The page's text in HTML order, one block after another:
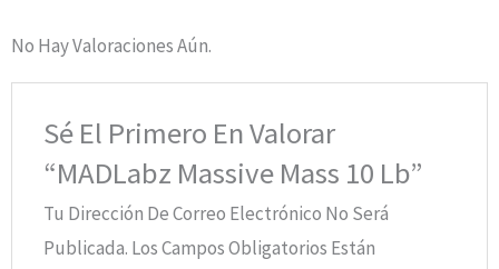
No Hay Valoraciones Aún.
Sé El Primero En Valorar
“MADLabz Massive Mass 10 Lb”
Tu Dirección De Correo Electrónico No Será
Publicada. Los Campos Obligatorios Están